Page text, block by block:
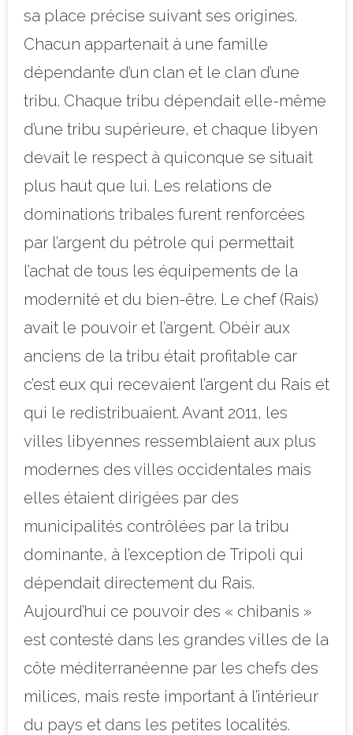
sa place précise suivant ses origines.
Chacun appartenait à une famille
dépendante d’un clan et le clan d’une
tribu. Chaque tribu dépendait elle-même
d’une tribu supérieure, et chaque libyen
devait le respect à quiconque se situait
plus haut que lui. Les relations de
dominations tribales furent renforcées
par l’argent du pétrole qui permettait
l’achat de tous les équipements de la
modernité et du bien-être. Le chef (Rais)
avait le pouvoir et l’argent. Obéir aux
anciens de la tribu était profitable car
c’est eux qui recevaient l’argent du Rais et
qui le redistribuaient. Avant 2011, les
villes libyennes ressemblaient aux plus
modernes des villes occidentales mais
elles étaient dirigées par des
municipalités contrôlées par la tribu
dominante, à l’exception de Tripoli qui
dépendait directement du Rais.
Aujourd’hui ce pouvoir des « chibanis »
est contesté dans les grandes villes de la
côte méditerranéenne par les chefs des
milices, mais reste important à l’intérieur
du pays et dans les petites localités.